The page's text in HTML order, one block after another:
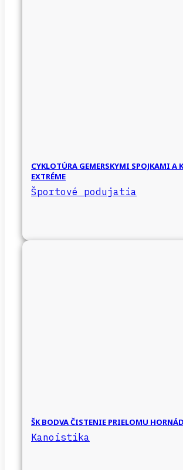
CYKLOTÚRA GEMERSKYMI SPOJKAMI A
EXTRÉME
Športové podujatia
ŠK BODVA ČISTENIE PRIELOMU
Kanoistika